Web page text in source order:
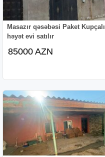
Masazır qəsəbəsi Paket Kupçalı
həyət evi satılır
85000 AZN